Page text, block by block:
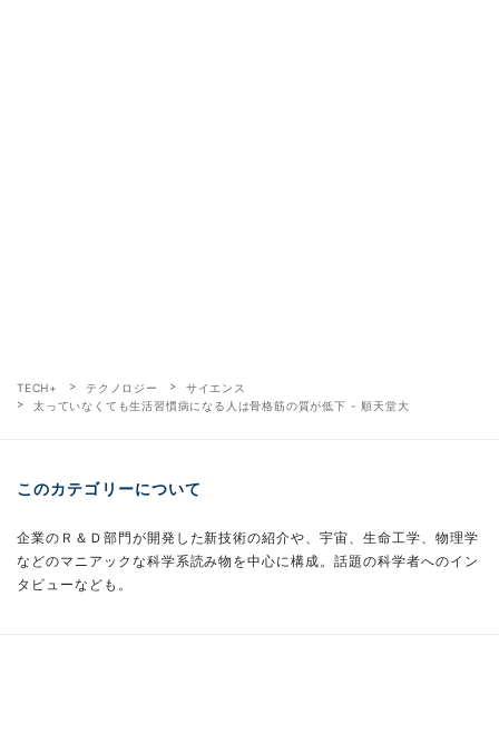
TECH+ テクノロジー
サイエンス
太っていなくても生活習慣病になる人は骨格筋の質が低下 - 順天堂大
このカテゴリーについて
企業のＲ＆Ｄ部門が開発した新技術の紹介や、宇宙、生命工学、物理学
などのマニアックな科学系読み物を中心に構成。話題の科学者へのイン
タビューなども。